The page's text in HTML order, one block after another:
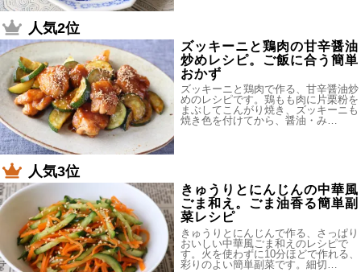
人気2位
ズッキーニと鶏肉の甘辛醤油
炒めレシピ。ご飯に合う簡単
おかず
ズッキーニと鶏肉で作る、甘辛醤油炒
めのレシピです。鶏もも肉に片栗粉を
まぶしてこんがり焼き、ズッキーニも
焼き色を付けてから、醤油・み…
人気3位
きゅうりとにんじんの中華風
ごま和え。ごま油香る簡単副
菜レシピ
きゅうりとにんじんで作る、さっぱり
おいしい中華風ごま和えのレシピで
す。火を使わずに10分ほどで作れる、
彩りのよい簡単副菜です。細切…